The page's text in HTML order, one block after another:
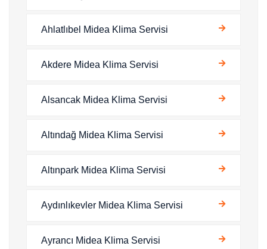
Ahlatlıbel Midea Klima Servisi
Akdere Midea Klima Servisi
Alsancak Midea Klima Servisi
Altındağ Midea Klima Servisi
Altınpark Midea Klima Servisi
Aydınlıkevler Midea Klima Servisi
Ayrancı Midea Klima Servisi